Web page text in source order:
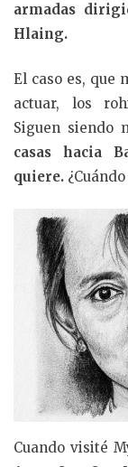
armadas
Hlaing.
El caso es, que
actuar, los
Siguen siendo
casas hacia
quiere.
Cuando visité